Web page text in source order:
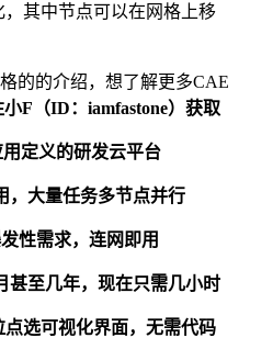
其中节点可以在网格上移
的的介绍，想了解更多CAE
F（ID：iamfastone）获取
定义的研发云平台
，大量任务多节点并行
性需求，连网即用
甚至几年，现在只需几小时
选可视化界面，无需代码